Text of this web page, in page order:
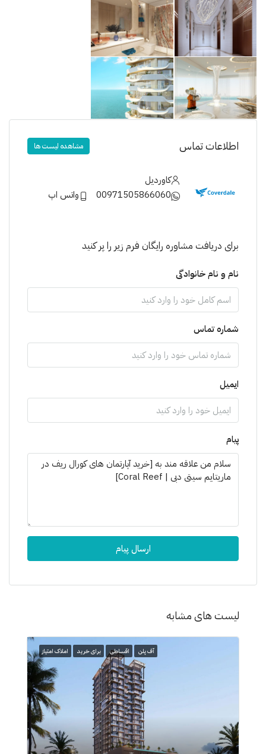
اطلاعات تماس مشاهده لیست ها
کاوردیل
00971505866060
واتس اپ
برای دریافت مشاوره رایگان فرم زیر را پر کنید
نام و نام خانوادگی
شماره تماس
ایمیل
پیام
ارسال پیام
لیست های مشابه
آف پلن اقساطی برای خرید املاک امتیاز